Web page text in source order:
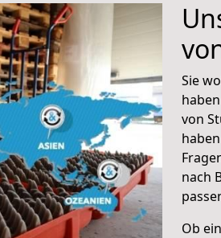
Sie
von
nach
Ob ein